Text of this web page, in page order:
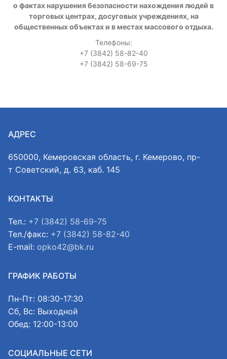
о фактах нарушения безопасности нахождения людей в
торговых центрах, досуговых учреждениях, на
общественных объектах и в местах массового отдыха.
Телефоны:
+7 (3842) 58-82-40
+7 (3842) 58-69-75
АДРЕС
650000, Кемеровская область, г. Кемерово, пр-
т Советский, д. 63, каб. 145
КОНТАКТЫ
Тел.: +7 (3842) 58-69-75
Тел./факс: +7 (3842) 58-82-40
E-mail: opko42@bk.ru
ГРАФИК РАБОТЫ
Пн-Пт: 08:30-17:30
Сб, Вс: Выходной
Обед: 12:00-13:00
СОЦИАЛЬНЫЕ СЕТИ